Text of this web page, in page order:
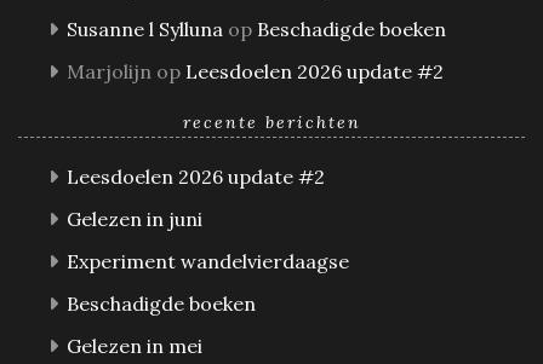
Susanne l Sylluna op Beschadigde boeken
Marjolijn op Leesdoelen 2026 update #2
recente berichten
Leesdoelen 2026 update #2
Gelezen in juni
Experiment wandelvierdaagse
Beschadigde boeken
Gelezen in mei